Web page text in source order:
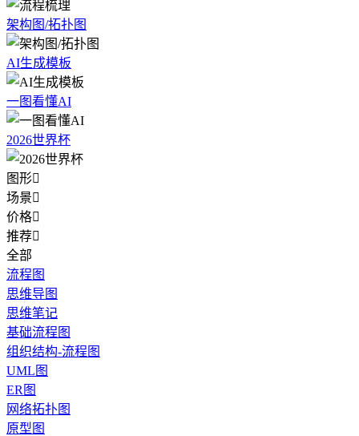
架构图/拓扑图
AI生成模板
一图看懂AI
2026世界杯
图形
场景
价格
推荐
全部
流程图
思维导图
思维笔记
基础流程图
组织结构-流程图
UML图
ER图
网络拓扑图
原型图